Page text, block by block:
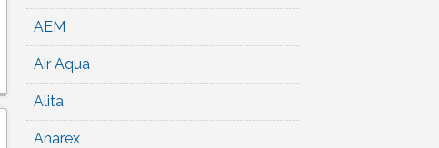
AEM
Air Aqua
Alita
Anarex